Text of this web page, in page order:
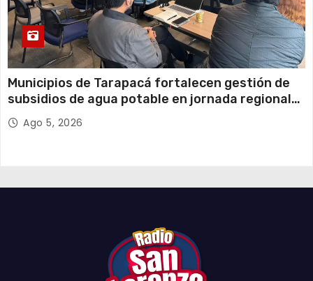
Municipios de Tarapacá fortalecen gestión de
subsidios de agua potable en jornada regional
organizada por Aguas del Altiplano y ANDESS
Ago 5, 2026